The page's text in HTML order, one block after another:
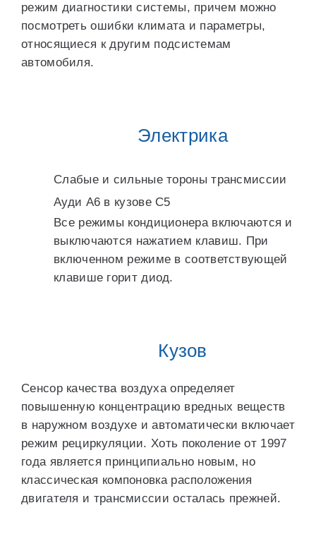
режим диагностики системы, причем можно
посмотреть ошибки климата и параметры,
относящиеся к другим подсистемам
автомобиля.
Электрика
Слабые и сильные тороны трансмиссии
Ауди А6 в кузове С5
Все режимы кондиционера включаются и
выключаются нажатием клавиш. При
включенном режиме в соответствующей
клавише горит диод.
Кузов
Сенсор качества воздуха определяет
повышенную концентрацию вредных веществ
в наружном воздухе и автоматически включает
режим рециркуляции. Хоть поколение от 1997
года является принципиально новым, но
классическая компоновка расположения
двигателя и трансмиссии осталась прежней.